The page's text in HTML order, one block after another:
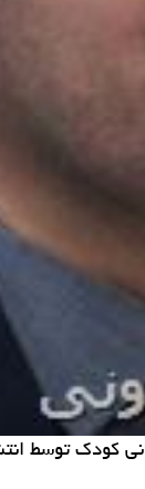
كودك توسط